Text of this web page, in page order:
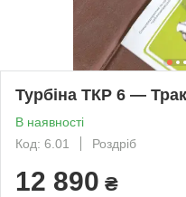
Турбіна ТКР 6 —
В наявності
Код: 6.01
Роздріб
12 890 ₴